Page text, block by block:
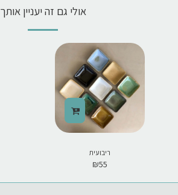
אולי גם זה יעניין אותך
ריבועית
₪55